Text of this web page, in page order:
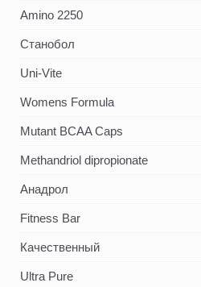
Amino 2250
Станобол
Uni-Vite
Womens Formula
Mutant BCAA Caps
Methandriol dipropionate
Анадрол
Fitness Bar
Качественный
Ultra Pure